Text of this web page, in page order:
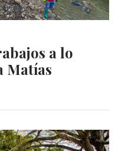
a lo
Matías